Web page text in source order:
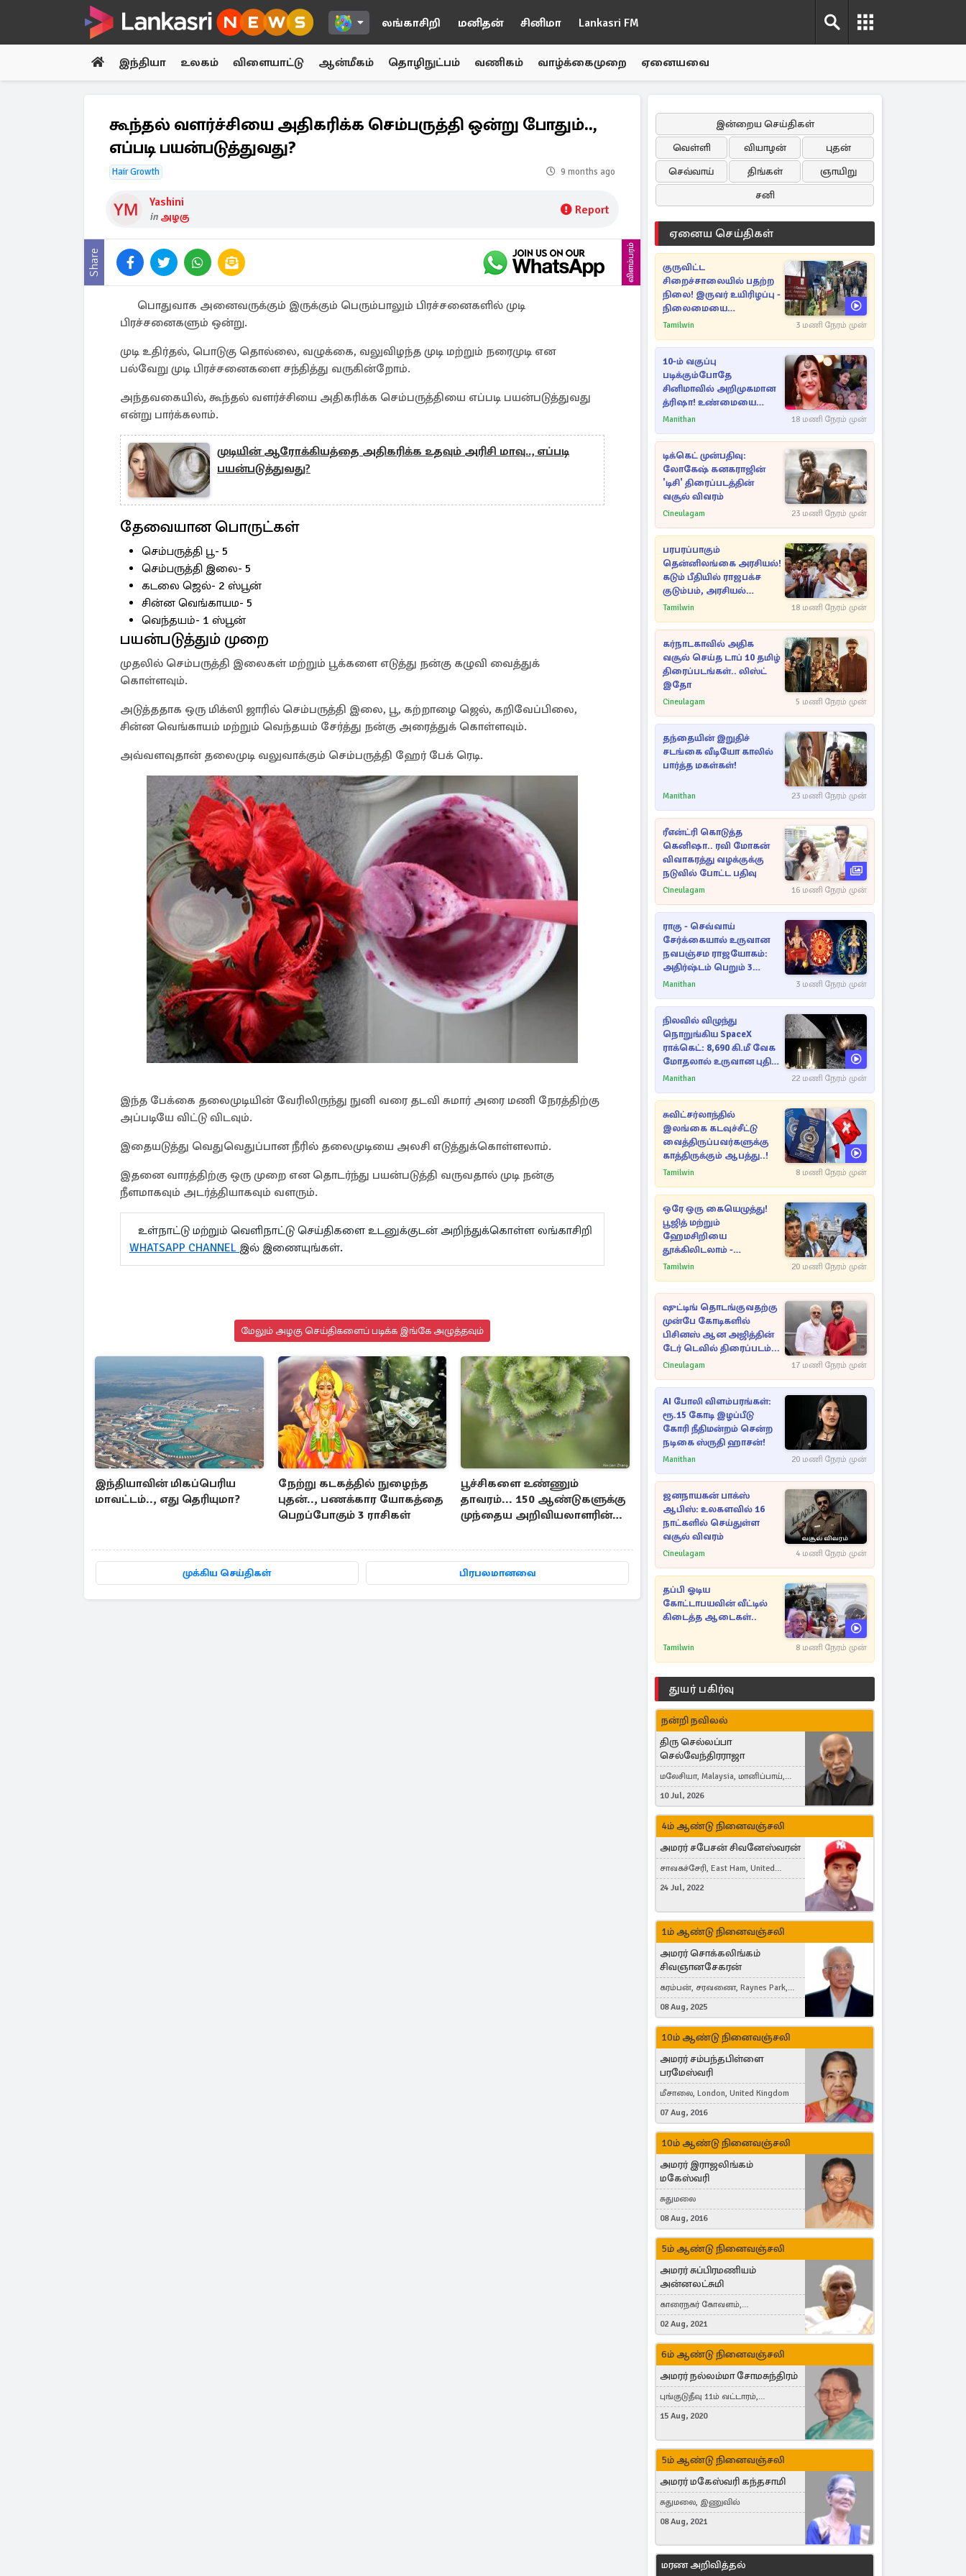
லங்காசிறி மனிதன் சினிமா Lankasri FM
இந்தியா உலகம் விளையாட்டு ஆன்மீகம் தொழிநுட்பம் வணிகம் வாழ்க்கைமுறை ஏனையவை
கூந்தல் வளர்ச்சியை அதிகரிக்க செம்பருத்தி ஒன்று போதும்..,
எப்படி பயன்படுத்துவது?
Hair Growth 9 months ago
Yashini
in அழகு Report
Share விளம்பரம்
பொதுவாக அனைவருக்கும் இருக்கும் பெரும்பாலும் பிரச்சனைகளில் முடி
பிரச்சனைகளும் ஒன்று.
முடி உதிர்தல், பொடுகு தொல்லை, வழுக்கை, வலுவிழந்த முடி மற்றும் நரைமுடி என
பல்வேறு முடி பிரச்சனைகளை சந்தித்து வருகின்றோம்.
அந்தவகையில், கூந்தல் வளர்ச்சியை அதிகரிக்க செம்பருத்தியை எப்படி பயன்படுத்துவது
என்று பார்க்கலாம்.
முடியின் ஆரோக்கியத்தை அதிகரிக்க உதவும் அரிசி மாவு.., எப்படி
பயன்படுத்துவது?
தேவையான பொருட்கள்
செம்பருத்தி பூ- 5
செம்பருத்தி இலை- 5
கடலை ஜெல்- 2 ஸ்பூன்
சின்ன வெங்காயம- 5
வெந்தயம்- 1 ஸ்பூன்
பயன்படுத்தும் முறை
முதலில் செம்பருத்தி இலைகள் மற்றும் பூக்களை எடுத்து நன்கு கழுவி வைத்துக்
கொள்ளவும்.
அடுத்ததாக ஒரு மிக்ஸி ஜாரில் செம்பருத்தி இலை, பூ, கற்றாழை ஜெல், கறிவேப்பிலை,
சின்ன வெங்காயம் மற்றும் வெந்தயம் சேர்த்து நன்கு அரைத்துக் கொள்ளவும்.
அவ்வளவுதான் தலைமுடி வலுவாக்கும் செம்பருத்தி ஹேர் பேக் ரெடி.
இந்த பேக்கை தலைமுடியின் வேரிலிருந்து நுனி வரை தடவி சுமார் அரை மணி நேரத்திற்கு
அப்படியே விட்டு விடவும்.
இதையடுத்து வெதுவெதுப்பான நீரில் தலைமுடியை அலசி எடுத்துக்கொள்ளலாம்.
இதனை வாரத்திற்கு ஒரு முறை என தொடர்ந்து பயன்படுத்தி வருவதால் முடி நன்கு
நீளமாகவும் அடர்த்தியாகவும் வளரும்.
உள்நாட்டு மற்றும் வெளிநாட்டு செய்திகளை உடனுக்குடன் அறிந்துக்கொள்ள லங்காசிறி
WHATSAPP CHANNEL இல் இணையுங்கள்.
மேலும் அழகு செய்திகளைப் படிக்க இங்கே அழுத்தவும்
இந்தியாவின் மிகப்பெரிய
மாவட்டம்.., எது தெரியுமா?
நேற்று கடகத்தில் நுழைந்த
புதன்.., பணக்கார யோகத்தை
பெறப்போகும் 3 ராசிகள்
பூச்சிகளை உண்ணும்
தாவரம்... 150 ஆண்டுகளுக்கு
முந்தைய அறிவியலாளரின்
முக்கிய செய்திகள் பிரபலமானவை
இன்றைய செய்திகள்
வெள்ளி
வியாழன்
புதன்
செவ்வாய்
திங்கள்
ஞாயிறு
சனி
ஏனைய செய்திகள்
குருவிட்ட
சிறைச்சாலையில் பதற்ற
நிலை! இருவர் உயிரிழப்பு -
நிலைமையை
கட்டுப்படுத்த பொலிஸார்
Tamilwin 3 மணி நேரம் முன்
10-ம் வகுப்பு
படிக்கும்போதே
சினிமாவில் அறிமுகமான
த்ரிஷா! உண்மையை
பகிர்ந்த இயக்குநர் பிரவீன்
Manithan 18 மணி நேரம் முன்
டிக்கெட் முன்பதிவு:
லோகேஷ் கனகராஜின்
'டிசி' திரைப்படத்தின்
வசூல் விவரம்
Cineulagam 23 மணி நேரம் முன்
பரபரப்பாகும்
தென்னிலங்கை அரசியல்!
கடும் பீதியில் ராஜபக்ச
குடும்பம், அரசியல்
நட்புகள்
Tamilwin 18 மணி நேரம் முன்
கர்நாடகாவில் அதிக
வசூல் செய்த டாப் 10 தமிழ்
திரைப்படங்கள்.. லிஸ்ட்
இதோ
Cineulagam 5 மணி நேரம் முன்
தந்தையின் இறுதிச்
சடங்கை வீடியோ காலில்
பார்த்த மகள்கள்!
Manithan 23 மணி நேரம் முன்
ரீஎன்ட்ரி கொடுத்த
கெனிஷா.. ரவி மோகன்
விவாகரத்து வழக்குக்கு
நடுவில் போட்ட பதிவு
Cineulagam 16 மணி நேரம் முன்
ராகு - செவ்வாய்
சேர்க்கையால் உருவான
நவபஞ்சம ராஜயோகம்:
அதிர்ஷ்டம் பெறும் 3
ராசிகள்!
Manithan 3 மணி நேரம் முன்
நிலவில் விழுந்து
நொறுங்கிய SpaceX
ராக்கெட்: 8,690 கி.மீ வேக
மோதலால் உருவான புதிய
பள்ளம்!
Manithan 22 மணி நேரம் முன்
சுவிட்சர்லாந்தில்
இலங்கை கடவுச்சீட்டு
வைத்திருப்பவர்களுக்கு
காத்திருக்கும் ஆபத்து..!
Tamilwin 8 மணி நேரம் முன்
ஒரே ஒரு கையெழுத்து!
பூஜித் மற்றும்
ஹேமசிறியை
தூக்கிலிடலாம் -
அநுரவுக்குச் சென்ற
Tamilwin 20 மணி நேரம் முன்
ஷுட்டிங் தொடங்குவதற்கு
முன்பே கோடிகளில்
பிசினஸ் ஆன அஜித்தின்
டேர் டெவில் திரைப்படம்...
Cineulagam 17 மணி நேரம் முன்
AI போலி விளம்பரங்கள்:
ரூ.15 கோடி இழப்பீடு
கோரி நீதிமன்றம் சென்ற
நடிகை ஸ்ருதி ஹாசன்!
Manithan 20 மணி நேரம் முன்
ஜனநாயகன் பாக்ஸ்
ஆபிஸ்: உலகளவில் 16
நாட்களில் செய்துள்ள
வசூல் விவரம்
Cineulagam 4 மணி நேரம் முன்
தப்பி ஓடிய
கோட்டாபயவின் வீட்டில்
கிடைத்த ஆடைகள்..
Tamilwin 8 மணி நேரம் முன்
துயர் பகிர்வு
நன்றி நவிலல்
திரு செல்லப்பா
செல்வேந்திரராஜா
மலேசியா, Malaysia, மானிப்பாய்,
Duisburg, Germany, London, United
Kingdom
10 Jul, 2026
4ம் ஆண்டு நினைவஞ்சலி
அமரர் சபேசன் சிவனேஸ்வரன்
சாவகச்சேரி, East Ham, United
Kingdom
24 Jul, 2022
1ம் ஆண்டு நினைவஞ்சலி
அமரர் சொக்கலிங்கம்
சிவஞானசேகரன்
கரம்பன், சரவணை, Raynes Park,
London, United Kingdom
08 Aug, 2025
10ம் ஆண்டு நினைவஞ்சலி
அமரர் சம்பந்தபிள்ளை
பரமேஸ்வரி
மீசாலை, London, United Kingdom
07 Aug, 2016
10ம் ஆண்டு நினைவஞ்சலி
அமரர் இராஜலிங்கம்
மகேஸ்வரி
சுதுமலை
08 Aug, 2016
5ம் ஆண்டு நினைவஞ்சலி
அமரர் சுப்பிரமணியம்
அன்னலட்சுமி
காரைநகர் கோவளம்,
வெள்ளவத்தை
02 Aug, 2021
6ம் ஆண்டு நினைவஞ்சலி
அமரர் நல்லம்மா சோமசுந்திரம்
புங்குடுதீவு 11ம் வட்டாரம்,
கொட்டாஞ்சேனை
15 Aug, 2020
5ம் ஆண்டு நினைவஞ்சலி
அமரர் மகேஸ்வரி கந்தசாமி
சுதுமலை, இணுவில்
08 Aug, 2021
மரண அறிவித்தல்